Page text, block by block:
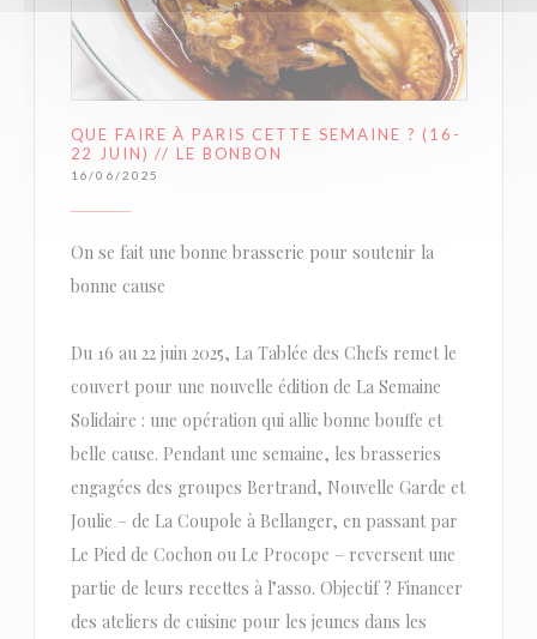
QUE FAIRE À PARIS CETTE SEMAINE ? (16-
22 JUIN) // LE BONBON
16/06/2025
On se fait une bonne brasserie pour soutenir la
bonne cause
Du 16 au 22 juin 2025, La Tablée des Chefs remet le
couvert pour une nouvelle édition de La Semaine
Solidaire : une opération qui allie bonne bouffe et
belle cause. Pendant une semaine, les brasseries
engagées des groupes Bertrand, Nouvelle Garde et
Joulie – de La Coupole à Bellanger, en passant par
Le Pied de Cochon ou Le Procope – reversent une
partie de leurs recettes à l’asso. Objectif ? Financer
des ateliers de cuisine pour les jeunes dans les